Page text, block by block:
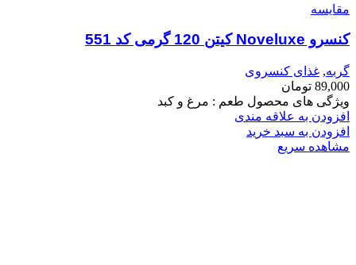
مقایسه
کنسرو Noveluxe کیتن 120 گرمی کد 551
گربه, غذای کنسروی
89,000 تومان
ویژگی های محصول طعم : مرغ و کبد
افزودن به علاقه مندی
افزودن به سبد خرید
مشاهده سریع